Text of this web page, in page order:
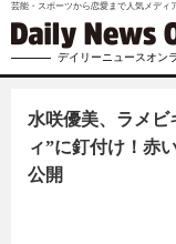
芸能・スポーツから恋愛まで人気メディ
デイリーニュースオン
水咲優美、ラメビ
ィ”に釘付け！赤
公開